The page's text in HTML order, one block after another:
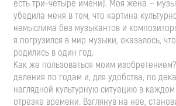
естьтри-четыре имени). Моя жена —
убедила меня в том, что картина
немыслима без музыкантов и
я погрузился в мир музыки, оказалось,
родились в один год.
Как же пользоваться моим
деления по годам и, для удобства, по
наглядной культурную ситуацию в
отрезке времени. Взглянув на нее,